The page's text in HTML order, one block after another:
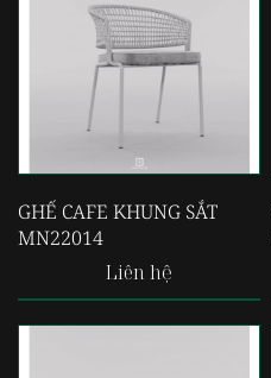
GHẾ CAFE KHUNG SẮT
MN22014
Liên hệ